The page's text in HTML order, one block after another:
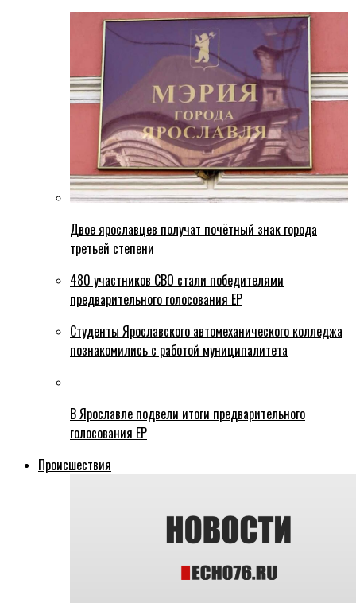
Двое ярославцев получат почётный знак города
третьей степени
480 участников СВО стали победителями
предварительного голосования ЕР
Студенты Ярославского автомеханического колледжа
познакомились с работой муниципалитета
В Ярославле подвели итоги предварительного
голосования ЕР
Происшествия